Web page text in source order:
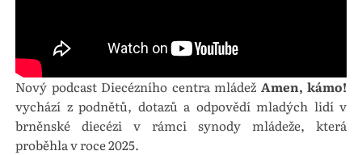
Nový podcast Diecézního centra mládež Amen, kámo!
vychází z podnětů, dotazů a odpovědí mladých lidí v
brněnské diecézi v rámci synody mládeže, která
proběhla v roce 2025.